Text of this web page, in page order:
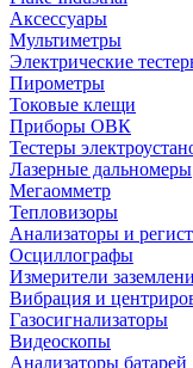
Аксессуары
Мультиметры
Электрические
Пирометры
Токовые клещи
Приборы ОВК
Тестеры
Лазерные дальномеры
Мегаомметр
Тепловизоры
Анализаторы и
Осциллографы
Измерители
Вибрация и
Газосигнализаторы
Видеоскопы
Анализаторы батарей